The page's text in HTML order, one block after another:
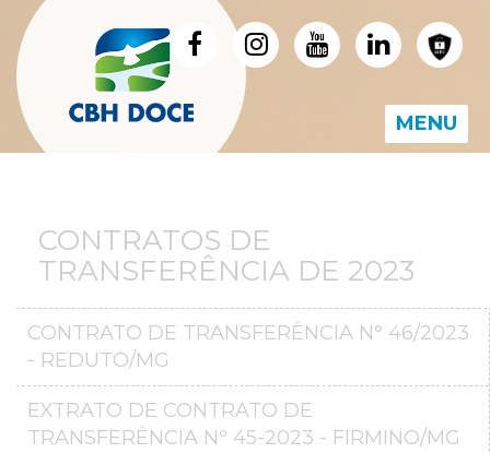
MENU
CONTRATOS DE
TRANSFERÊNCIA DE 2023
CONTRATO DE TRANSFERÊNCIA N° 46/2023
- REDUTO/MG
EXTRATO DE CONTRATO DE
TRANSFERÊNCIA Nº 45-2023 - FIRMINO/MG